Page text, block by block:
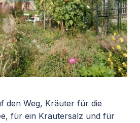
den Weg, Kräuter für die
für ein Kräutersalz und für